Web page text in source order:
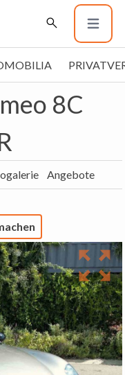
8C
Angebote